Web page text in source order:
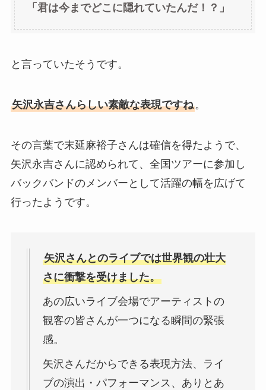
「君は今までどこに隠れていたんだ！？」
と言っていたそうです。
矢沢永吉さんらしい素敵な表現ですね。
その言葉で末延麻裕子さんは確信を得たようで、
矢沢永吉さんに認められて、全国ツアーに参加し
バックバンドのメンバーとして活躍の幅を広げて
行ったようです。
矢沢さんとのライブでは世界観の壮大
さに衝撃を受けました。
あの広いライブ会場でアーティストの
観客の皆さんが一つになる瞬間の緊張
感。
矢沢さんだからできる表現方法、ライ
ブの演出・パフォーマンス、ありとあ